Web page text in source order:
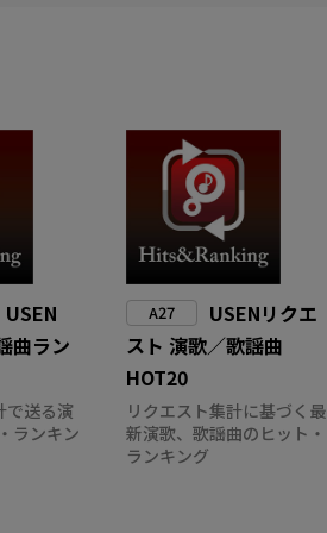
曲ラン
で送る演
ランキン
A27
USENリクエ
スト 演歌／歌謡曲
HOT20
リクエスト集計に基づく最
新演歌、歌謡曲のヒット・
ランキング